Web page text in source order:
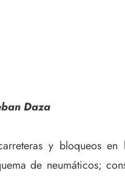
Daza
y bloqueos en
de neumáticos;